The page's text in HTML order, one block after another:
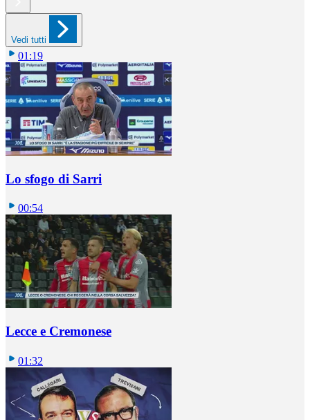
Vedi tutti
01:19
Lo sfogo di Sarri
00:54
Lecce e Cremonese
01:32